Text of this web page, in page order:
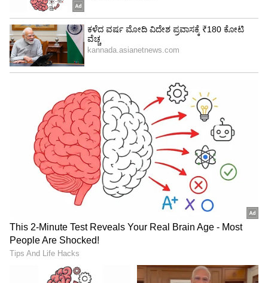
ರೂಡ್ ಆಗಿರುವುದು ಯಾಕೆ ಒಳ್ಳೆಯದಲ್ಲ ತಿಳಿಸಿ
ಕೆಲವೊಮ್ಮೆ ಮಕ್ಕಳು ರೂಡ್ ಆಗಿರುವುದೇ ಒಳ್ಳೆಯದು ಎಂದು
ತಪ್ಪು ತಿಳಿದುಕೊಂಡಿರುವ ಸಾಧ್ಯತೆ ಇರುತ್ತದೆ. ಹೀಗಾಗಿ ಇದು
ಸಂಪೂರ್ಣ ವ್ಯಕ್ತಿತ್ವಕ್ಕೆ ಯಾಕೆ ಒಳ್ಳೆಯದಲ್ಲ ಅನ್ನೋದನ್ನು
ಅವರಿಗೆ ತಿಳಿಸಿಕೊಡಿ. ರೂಡ್ ಆಗಿರುವುದರಿಂದ ವ್ಯಕ್ತಿತ್ವಕ್ಕೆ
ಎಷ್ಟು ತೊಂದರೆಯಾಗುತ್ತದೆ ಎಂಬುದನ್ನು ತಿಳಿಸಿಕೊಡಿ